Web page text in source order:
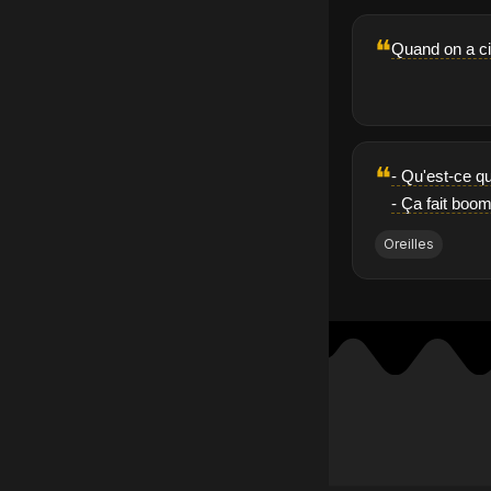
❝Quand on a
❝- Qu'est-ce
- Ça fait
Oreilles